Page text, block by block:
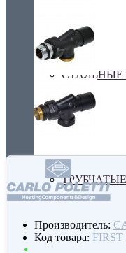
СТАЛЬНЫЕ
Производитель:
Код товара: FIRST